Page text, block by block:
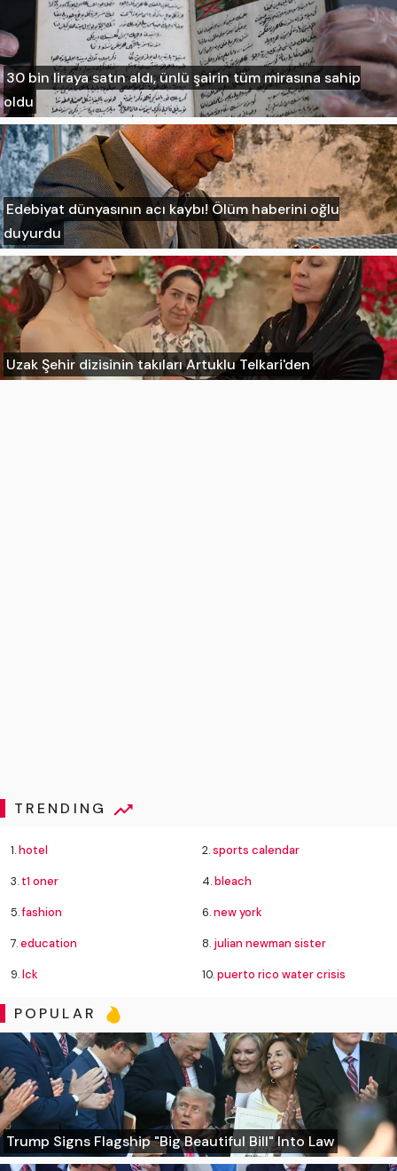
30 bin liraya satın aldı, ünlü şairin tüm mirasına sahip
oldu
Edebiyat dünyasının acı kaybı! Ölüm haberini oğlu
duyurdu
Uzak Şehir dizisinin takıları Artuklu Telkari'den
TRENDING
1.hotel 2.sports calendar
3. t1 oner 4.bleach
5.fashion 6.new york
7.education 8. julian newman sister
9.lck 10.puerto rico water crisis
POPULAR
Trump Signs Flagship "Big Beautiful Bill" Into Law